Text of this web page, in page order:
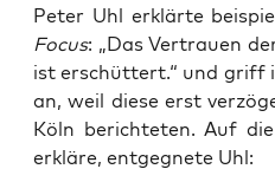
Peter Uhl erklär­te
Focus: „Das Ver­trau­en
ist erschüt­tert.“ und griff
an, weil die­se erst
Köln berich­te­ten. Auf
erklä­re, ent­geg­ne­te Uhl: